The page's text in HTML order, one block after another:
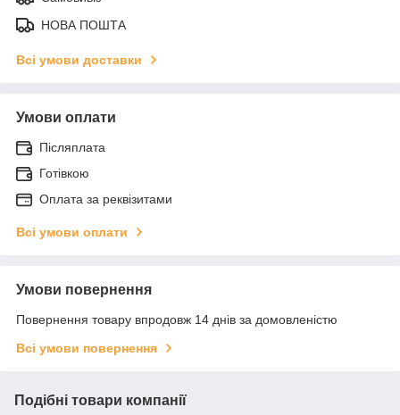
НОВА ПОШТА
Всі умови доставки
Умови оплати
Післяплата
Готівкою
Оплата за реквізитами
Всі умови оплати
Умови повернення
Повернення товару впродовж 14 днів за домовленістю
Всі умови повернення
Подібні товари компанії